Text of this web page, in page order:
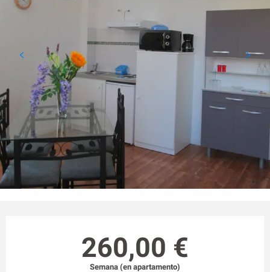
260,00 €
Semana (en apartamento)